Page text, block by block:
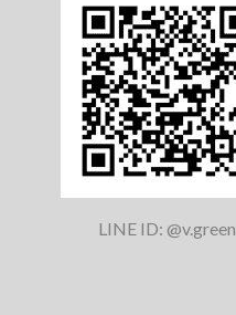
LINE ID: @v.green